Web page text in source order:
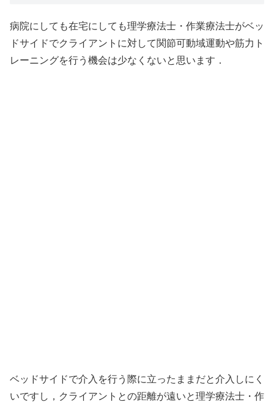
病院にしても在宅にしても理学療法士・作業療法士がベッ
ドサイドでクライアントに対して関節可動域運動や筋力ト
レーニングを行う機会は少なくないと思います．
ベッドサイドで介入を行う際に立ったままだと介入しにく
いですし，クライアントとの距離が遠いと理学療法士・作